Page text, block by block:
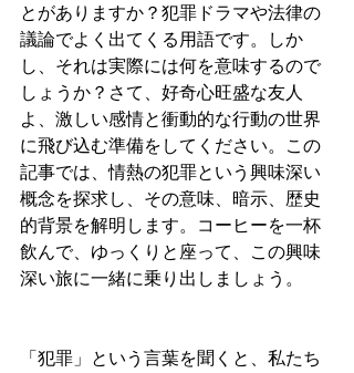
とがありますか？犯罪ドラマや法律の
議論でよく出てくる用語です。しか
し、それは実際には何を意味するので
しょうか？さて、好奇心旺盛な友人
よ、激しい感情と衝動的な行動の世界
に飛び込む準備をしてください。この
記事では、情熱の犯罪という興味深い
概念を探求し、その意味、暗示、歴史
的背景を解明します。コーヒーを一杯
飲んで、ゆっくりと座って、この興味
深い旅に一緒に乗り出しましょう。
「犯罪」という言葉を聞くと、私たち